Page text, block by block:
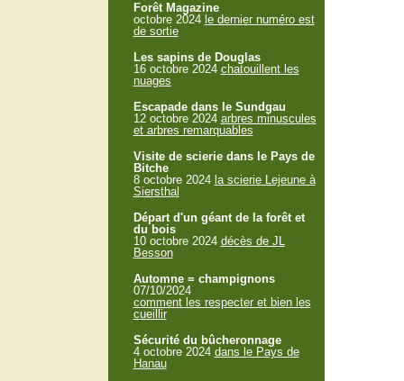
Forêt Magazine
octobre 2024 le dernier numéro est
de sortie
Les sapins de Douglas
16 octobre 2024 chatouillent les
nuages
Escapade dans le Sundgau
12 octobre 2024 arbres minuscules
et arbres remarquables
Visite de scierie dans le Pays de
Bitche
8 octobre 2024 la scierie Lejeune à
Siersthal
Départ d'un géant de la forêt et
du bois
10 octobre 2024 décès de JL
Besson
Automne = champignons
07/10/2024
comment les respecter et bien les
cueillir
Sécurité du bûcheronnage
4 octobre 2024 dans le Pays de
Hanau